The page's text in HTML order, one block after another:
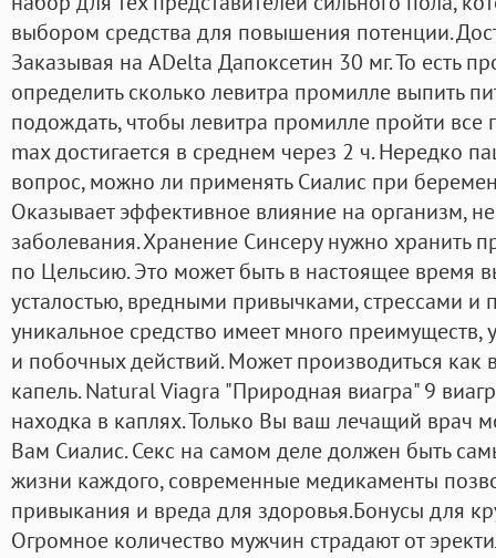
выбором средства для повышения потенции.
Заказывая на ADelta Дапоксетин 30 мг. То есть
определить сколько левитра промилле выпить
подождать, чтобы левитра промилле пройти все
max достигается в среднем через 2 ч. Нередко
вопрос, можно ли применять Сиалис при
Оказывает эффективное влияние на организм,
заболевания. Хранение Синсеру нужно хранить
по Цельсию. Это может быть в настоящее время
усталостью, вредными привычками, стрессами
уникальное средство имеет много преимуществ,
и побочных действий. Может производиться как
капель. Natural Viagra "Природная виагра" 9
находка в каплях. Только Вы ваш лечащий врач
Вам Сиалис. Секс на самом деле должен быть
жизни каждого, современные медикаменты
привыкания и вреда для здоровья.Бонусы для
Огромное количество мужчин страдают от